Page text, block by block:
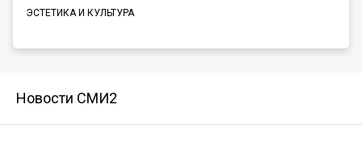
ЭСТЕТИКА И КУЛЬТУРА
Новости СМИ2